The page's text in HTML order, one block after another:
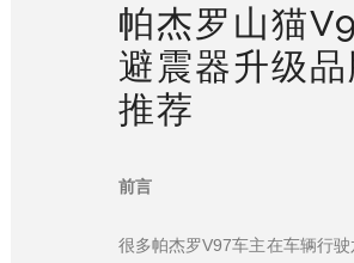
帕杰罗山猫
避震器升级品
推荐
前言
很多帕杰罗V97车主在车辆行驶